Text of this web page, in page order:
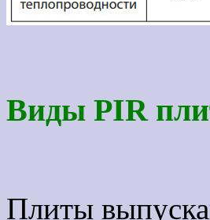
Виды PIR
Плиты